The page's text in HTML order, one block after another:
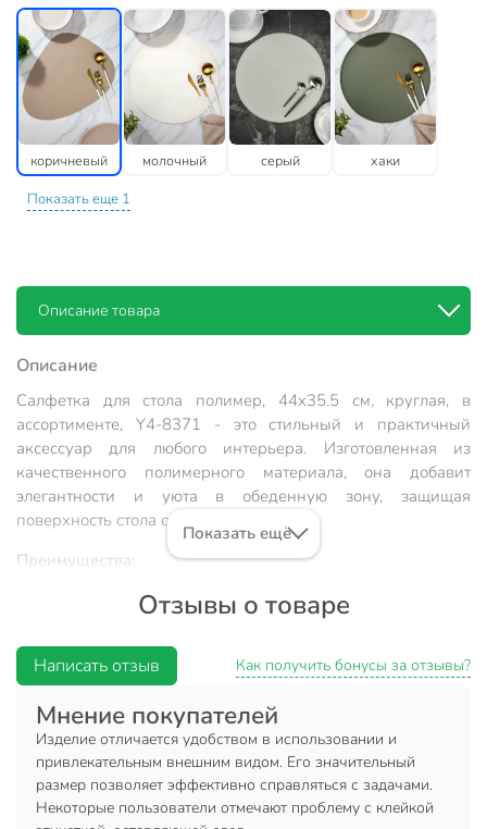
коричневый молочный серый хаки
Показать еще 1
Описание товара
Описание
Салфетка для стола полимер, 44х35.5 см, круглая, в
ассортименте, Y4-8371 - это стильный и практичный
аксессуар для любого интерьера. Изготовленная из
качественного полимерного материала, она добавит
элегантности и уюта в обеденную зону, защищая
поверхность стола от загрязнений.
Преимущества:
универсальный дизайн для любого интерьера;
разнообразие цветовых решений;
Выберите идеальный цвет из ассортимента и создайте
уютную атмосферу на кухне или в столовой.
Вы можете приобрести «Салфетка для стола полимер,
Показать ещё
Отзывы о товаре
Написать отзыв Как получить бонусы за отзывы?
Мнение покупателей
Изделие отличается удобством в использовании и
привлекательным внешним видом. Его значительный
размер позволяет эффективно справляться с задачами.
Некоторые пользователи отмечают проблему с клейкой